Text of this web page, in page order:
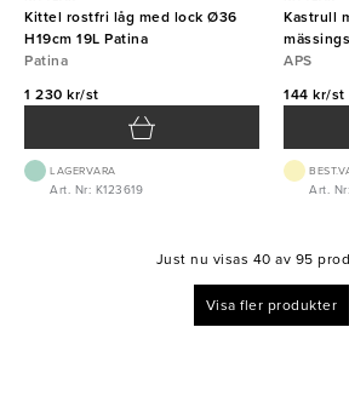
Kittel rostfri låg med lock Ø36
H19cm 19L Patina
Patina
1 230 kr/st
LAGERVARA
Art. Nr: K123619
Kastrull
12cl APS
APS
144 kr/st
Art.
Just nu visas 40 av 95
Visa fler produkter